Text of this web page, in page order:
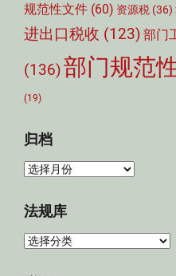
规范性文件 (60) 资源税 (36)
进出口税收 (123) 部门
(136)部门规范
(19)
归档
归
法规库
法